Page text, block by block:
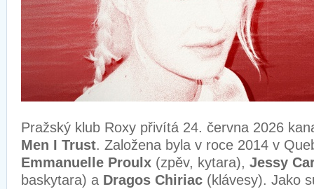
Pražský klub Roxy přivítá 24. června 2026
Men I Trust. Založena byla v roce 2014 v
Emmanuelle Proulx (zpěv, kytara), Jessy
baskytara) a Dragos Chiriac (klávesy). Jako